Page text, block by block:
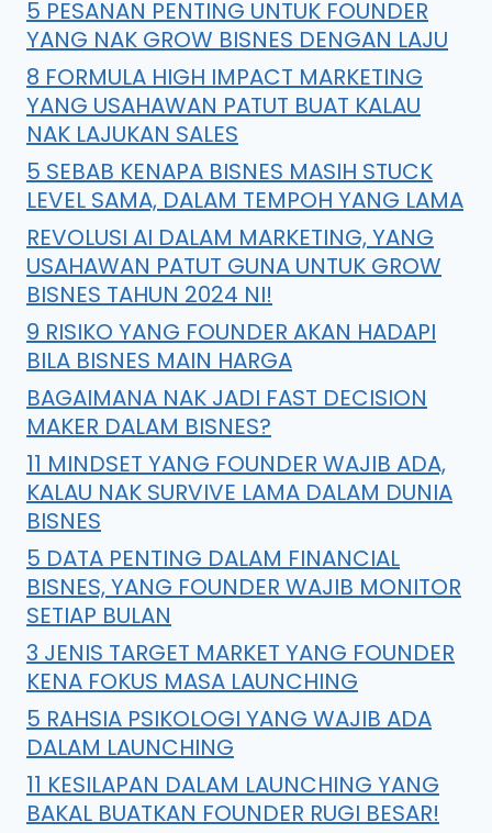
5 PESANAN PENTING UNTUK FOUNDER
YANG NAK GROW BISNES DENGAN LAJU
8 FORMULA HIGH IMPACT MARKETING
YANG USAHAWAN PATUT BUAT KALAU
NAK LAJUKAN SALES
5 SEBAB KENAPA BISNES MASIH STUCK
LEVEL SAMA, DALAM TEMPOH YANG LAMA
REVOLUSI AI DALAM MARKETING, YANG
USAHAWAN PATUT GUNA UNTUK GROW
BISNES TAHUN 2024 NI!
9 RISIKO YANG FOUNDER AKAN HADAPI
BILA BISNES MAIN HARGA
BAGAIMANA NAK JADI FAST DECISION
MAKER DALAM BISNES?
11 MINDSET YANG FOUNDER WAJIB ADA,
KALAU NAK SURVIVE LAMA DALAM DUNIA
BISNES
5 DATA PENTING DALAM FINANCIAL
BISNES, YANG FOUNDER WAJIB MONITOR
SETIAP BULAN
3 JENIS TARGET MARKET YANG FOUNDER
KENA FOKUS MASA LAUNCHING
5 RAHSIA PSIKOLOGI YANG WAJIB ADA
DALAM LAUNCHING
11 KESILAPAN DALAM LAUNCHING YANG
BAKAL BUATKAN FOUNDER RUGI BESAR!